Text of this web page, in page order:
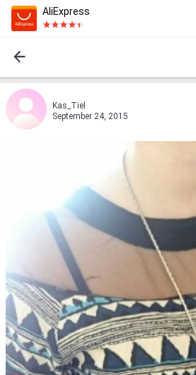
AliExpress
Kas_Tiel
September 24, 2015